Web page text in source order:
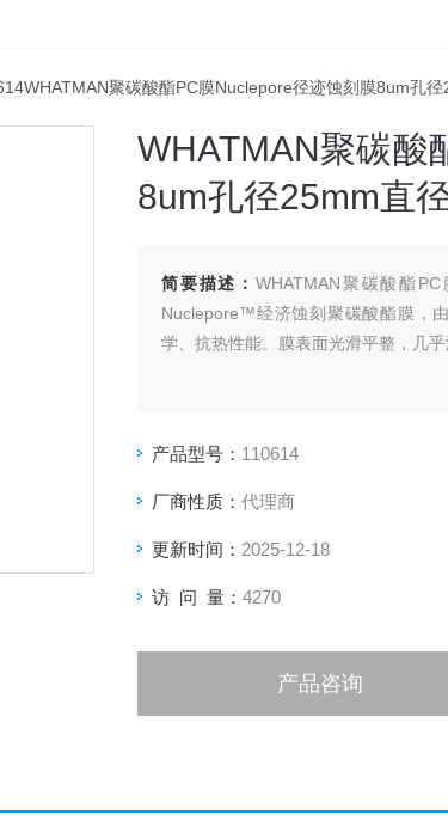
聚碳酸酯PC膜Nuclepore径迹蚀刻膜8um孔
WHATMAN聚碳酸
8um孔径25mm直
简要描述： WHATMAN聚碳酸酯
Nuclepore™经济蚀刻聚碳酸酯膜，
学、抗热性能。膜表面光滑平整，几
产品型号： 110614
厂商性质： 代理商
更新时间： 2025-12-18
访 问 量： 4270
产品咨询